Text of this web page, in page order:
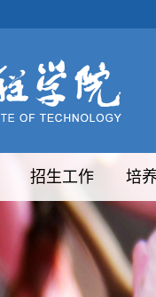
招生工作 培